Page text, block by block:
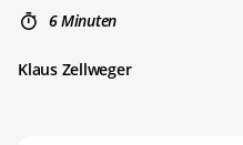
6 Minuten
Klaus Zellweger